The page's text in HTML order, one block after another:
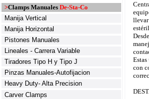
>Clamps ManualesDe-Sta-Co
Manija Vertical
Manija Horizontal
Pistones Manuales
Lineales - Carrera Variable
Tiradores Tipo H y Tipo J
Pinzas Manuales-Autofijacion
Heavy Duty- Alta Precision
Carver Clamps
llevar
con